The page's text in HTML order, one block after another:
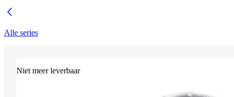
Alle series
Niet meer leverbaar